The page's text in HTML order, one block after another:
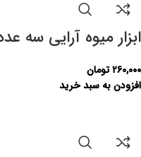
ابزار میوه آرایی سه
۲۶۰,۰۰۰تومان
افزودن به سبد خرید